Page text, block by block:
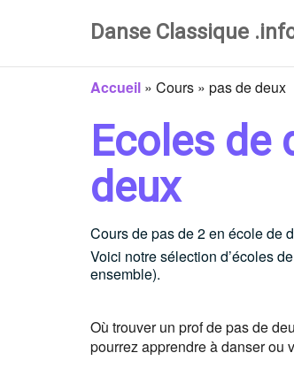
Danse Classique
Accueil » Cours » pas de deux
Ecoles de
deux
Cours de pas de 2 en école de
Voici notre sélection d’écoles
ensemble).
Où trouver un prof de pas de
pourrez apprendre à danser ou